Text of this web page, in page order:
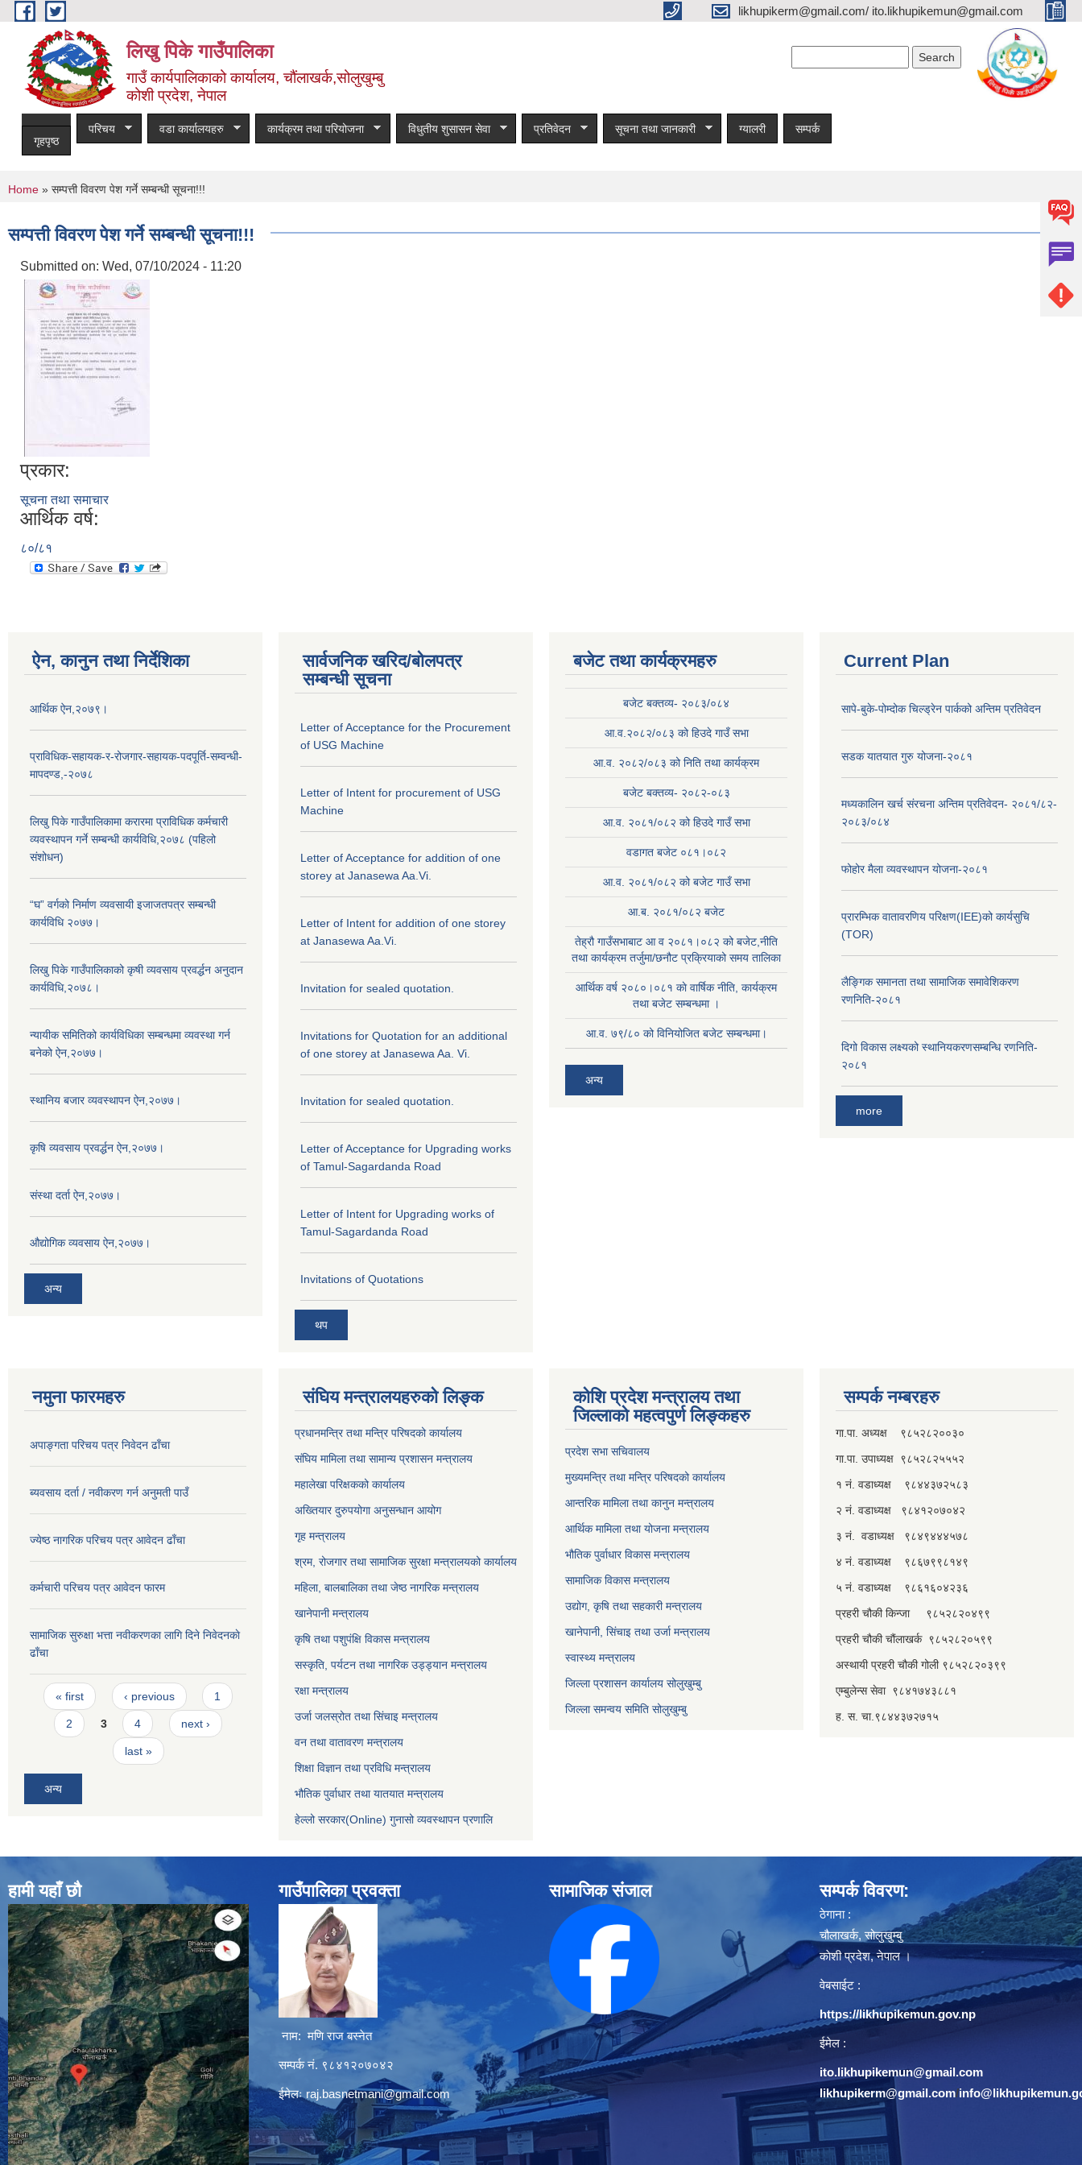
Skip to main content likhupikerm@gmail.com/ ito.likhupikemun@gmail.com
लिखु पिके गाउँपालिका
गाउँ कार्यपालिकाको कार्यालय, चौंलाखर्क,सोलुखुम्बु
कोशी प्रदेश, नेपाल
गृहपृष्ठ
परिचय वडा कार्यालयहरु कार्यक्रम तथा परियोजना विधुतीय शुसासन सेवा प्रतिवेदन सूचना तथा जानकारी ग्यालरी सम्पर्क
You are here
Home » सम्पत्ती विवरण पेश गर्ने सम्बन्धी सूचना!!!
सम्पत्ती विवरण पेश गर्ने सम्बन्धी सूचना!!!
Submitted on: Wed, 07/10/2024 - 11:20
प्रकार:
सूचना तथा समाचार
आर्थिक वर्ष:
८०/८१
ऐन, कानुन तथा निर्देशिका
आर्थिक ऐन,२०७९।
प्राविधिक-सहायक-र-रोजगार-सहायक-पदपूर्ति-सम्वन्धी-
मापदण्ड,-२०७८
लिखु पिके गाउँपालिकामा करारमा प्राविधिक कर्मचारी
व्यवस्थापन गर्ने सम्बन्धी कार्यविधि,२०७८ (पहिलो
संशोधन)
“घ” वर्गको निर्माण व्यवसायी इजाजतपत्र सम्बन्धी
कार्यविधि २०७७।
लिखु पिके गाउँपालिकाको कृषी व्यवसाय प्रवर्द्धन अनुदान
कार्यविधि,२०७८।
न्यायीक समितिको कार्यविधिका सम्बन्धमा व्यवस्था गर्न
बनेको ऐन,२०७७।
स्थानिय बजार व्यवस्थापन ऐन,२०७७।
कृषि व्यवसाय प्रवर्द्धन ऐन,२०७७।
संस्था दर्ता ऐन,२०७७।
औद्योगिक व्यवसाय ऐन,२०७७।
अन्य
सार्वजनिक खरिद/बोलपत्र
सम्बन्धी सूचना
Letter of Acceptance for the Procurement
of USG Machine
Letter of Intent for procurement of USG
Machine
Letter of Acceptance for addition of one
storey at Janasewa Aa.Vi.
Letter of Intent for addition of one storey
at Janasewa Aa.Vi.
Invitation for sealed quotation.
Invitations for Quotation for an additional
of one storey at Janasewa Aa. Vi.
Invitation for sealed quotation.
Letter of Acceptance for Upgrading works
of Tamul-Sagardanda Road
Letter of Intent for Upgrading works of
Tamul-Sagardanda Road
Invitations of Quotations
थप
बजेट तथा कार्यक्रमहरु
बजेट बक्तव्य- २०८३/०८४
आ.व.२०८२/०८३ को हिउदे गाउँ सभा
आ.व. २०८२/०८३ को निति तथा कार्यक्रम
बजेट बक्तव्य- २०८२-०८३
आ.व. २०८१/०८२ को हिउदे गाउँ सभा
वडागत बजेट ०८१।०८२
आ.व. २०८१/०८२ को बजेट गाउँ सभा
आ.ब. २०८१/०८२ बजेट
तेह्रौ गाउँसभाबाट आ व २०८१।०८२ को बजेट,नीति
तथा कार्यक्रम तर्जुमा/छनौट प्रक्रियाको समय तालिका
आर्थिक वर्ष २०८०।०८१ काे वार्षिक नीति, कार्यक्रम
तथा बजेट सम्बन्धमा ।
आ.व. ७९/८० को विनियोजित बजेट सम्बन्धमा।
अन्य
Current Plan
सापे-बुके-पोम्दोक चिल्ड्रेन पार्कको अन्तिम प्रतिवेदन
सडक यातयात गुरु योजना-२०८१
मध्यकालिन खर्च संरचना अन्तिम प्रतिवेदन- २०८१/८२-
२०८३/०८४
फोहोर मैला व्यवस्थापन योजना-२०८१
प्रारम्भिक वातावरणिय परिक्षण(IEE)को कार्यसुचि
(TOR)
लैङ्‍गिक समानता तथा सामाजिक समावेशिकरण
रणनिति-२०८१
दिगो विकास लक्ष्यको स्थानियकरणसम्बन्धि रणनिति-
२०८१
more
नमुना फारमहरु
अपाङ्गता परिचय पत्र निवेदन ढाँचा
ब्यवसाय दर्ता / नवीकरण गर्न अनुमती पाउँ
ज्येष्ठ नागरिक परिचय पत्र आवेदन ढाँचा
कर्मचारी परिचय पत्र आवेदन फारम
सामाजिक सुरुक्षा भत्ता नवीकरणका लागि दिने निवेदनकाे
ढाँचा
Pages
« first ‹ previous 1
2 3 4 next ›
last »
अन्य
संघिय मन्त्रालयहरुको लिङ्‍क
प्रधानमन्त्रि तथा मन्त्रि परिषदको कार्यालय
संघिय मामिला तथा सामान्य प्रशासन मन्त्रालय
महालेखा परिक्षकको कार्यालय
अख्तियार दुरुपयोगा अनुसन्धान आयोग
गृह मन्त्रालय
श्रम, रोजगार तथा सामाजिक सुरक्षा मन्त्रालयको कार्यालय
महिला, बालबालिका तथा जेष्ठ नागरिक मन्त्रालय
खानेपानी मन्त्रालय
कृषि तथा पशुपंक्षि विकास मन्त्रालय
सस्कृति, पर्यटन तथा नागरिक उड्ड्यान मन्त्रालय
रक्षा मन्त्रालय
उर्जा जलस्रोत तथा सिंचाइ मन्‍त्रालय
वन तथा वातावरण मन्त्रालय
शिक्षा विज्ञान तथा प्रविधि मन्त्रालय
भौतिक पुर्वाधार तथा यातयात मन्त्रालय
हेल्लो सरकार(Online) गुनासो व्यवस्थापन प्रणालि
कोशि प्रदेश मन्त्रालय तथा
जिल्लाको महत्वपुर्ण लिङ्कहरु
प्रदेश सभा सचिवालय
मुख्यमन्त्रि तथा मन्त्रि परिषदको कार्यालय
आन्तरिक मामिला तथा कानुन मन्त्रालय
आर्थिक मामिला तथा योजना मन्त्रालय
भौतिक पुर्वाधार विकास मन्त्रालय
सामाजिक विकास मन्त्रालय
उद्योग, कृषि तथा सहकारी मन्त्रालय
खानेपानी, सिंचाइ तथा उर्जा मन्त्रालय
स्वास्थ्य मन्त्रालय
जिल्ला प्रशासन कार्यालय सोलुखुम्बु
जिल्ला समन्वय समिति सोलुखुम्बु
सम्पर्क नम्बरहरु
गा.पा. अध्यक्ष ९८५२८२००३०
गा.पा. उपाध्यक्ष ९८५२८२५५५२
१ नं. वडाध्यक्ष ९८४४३७२५८३
२ नं. वडाध्यक्ष ९८४१२०७०४२
३ नं. वडाध्यक्ष ९८४९४४४५७८
४ नं. वडाध्यक्ष ९८६७९९८१४९
५ नं. वडाध्यक्ष ९८६१६०४२३६
प्रहरी चौकी किन्जा ९८५२८२०४९९
प्रहरी चौकी चौंलाखर्क ९८५२८२०५९९
अस्थायी प्रहरी चौकी गोली ९८५२८२०३९९
एम्बुलेन्स सेवा ९८४१७४३८८१
ह. स. चा.९८४४३७२७१५
हामी यहाँ छौ गाउँपालिका प्रवक्ता
नाम: मणि राज बस्नेत
सम्पर्क नं. ९८४१२०७०४२
ईमेलः raj.basnetmani@gmail.com
सामाजिक संजाल सम्पर्क विवरण:
ठेगाना :
चौलाखर्क, सोलुखुम्बु
काेशी प्रदेश, नेपाल ।
वेबसाईट :
https://likhupikemun.gov.np
ईमेल :
ito.likhupikemun@gmail.com
likhupikerm@gmail.com/